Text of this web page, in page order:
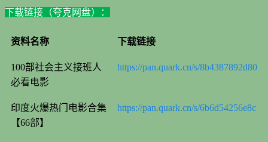
下载链接（夸克网盘）：
资料名称 下载链接
100部社会主义接班人
必看电影
https://pan.quark.cn/s/8b4387892d80
印度火爆热门电影合集
【66部】
https://pan.quark.cn/s/6b6d54256e8c